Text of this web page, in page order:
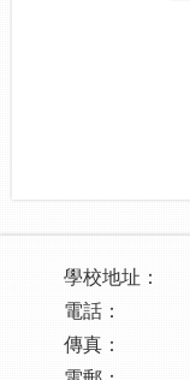
學校地址：
電話：
傳真：